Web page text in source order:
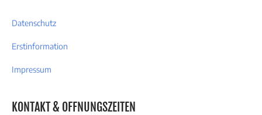
Datenschutz
Erstinformation
Impressum
KONTAKT & OFFNUNGSZEITEN